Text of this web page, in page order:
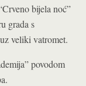
bijela noć”
grada s
veliki vatromet.
povodom